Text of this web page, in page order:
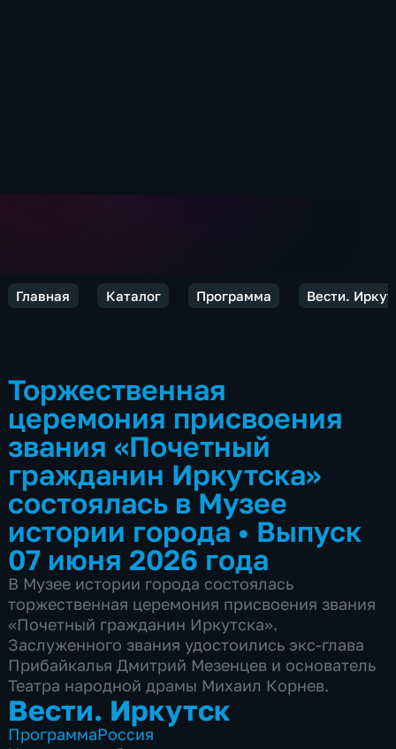
Главная Каталог Программа Вести.
Торжественная
церемония присвоения
звания «Почетный
гражданин Иркутска»
состоялась в Музее
истории города • Выпуск
07 июня 2026 года
В Музее истории города состоялась
торжественная церемония присвоения звания
«Почетный гражданин Иркутска».
Заслуженного звания удостоились экс-глава
Прибайкалья Дмитрий Мезенцев и основатель
Театра народной драмы Михаил Корнев.
Вести. Иркутск
ПрограммаРоссия